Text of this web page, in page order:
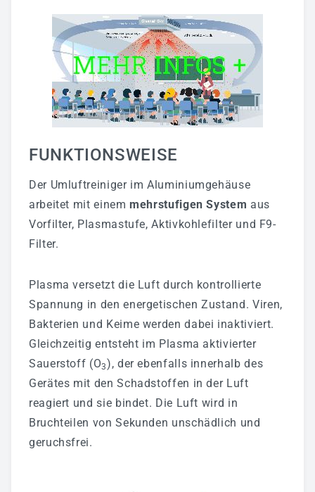
SCHALTANLAGENBAU
UNTERNEHMEN
Ansprechpartner
Kontakt
Über RAPIRO
Aktuelles
Partner
AGB
Referenzen
JETZT BEWERBEN
FUNKTIONSWEISE
Der Umluftreiniger im Aluminiumgehäuse
arbeitet mit einem mehrstufigen System aus
Vorfilter, Plasmastufe, Aktivkohlefilter und F9-
Filter.
Plasma versetzt die Luft durch kontrollierte
Spannung in den energetischen Zustand. Viren,
Bakterien und Keime werden dabei inaktiviert.
Gleichzeitig entsteht im Plasma aktivierter
Sauerstoff (O3), der ebenfalls innerhalb des
Gerätes mit den Schadstoffen in der Luft
reagiert und sie bindet. Die Luft wird in
Bruchteilen von Sekunden unschädlich und
geruchsfrei.